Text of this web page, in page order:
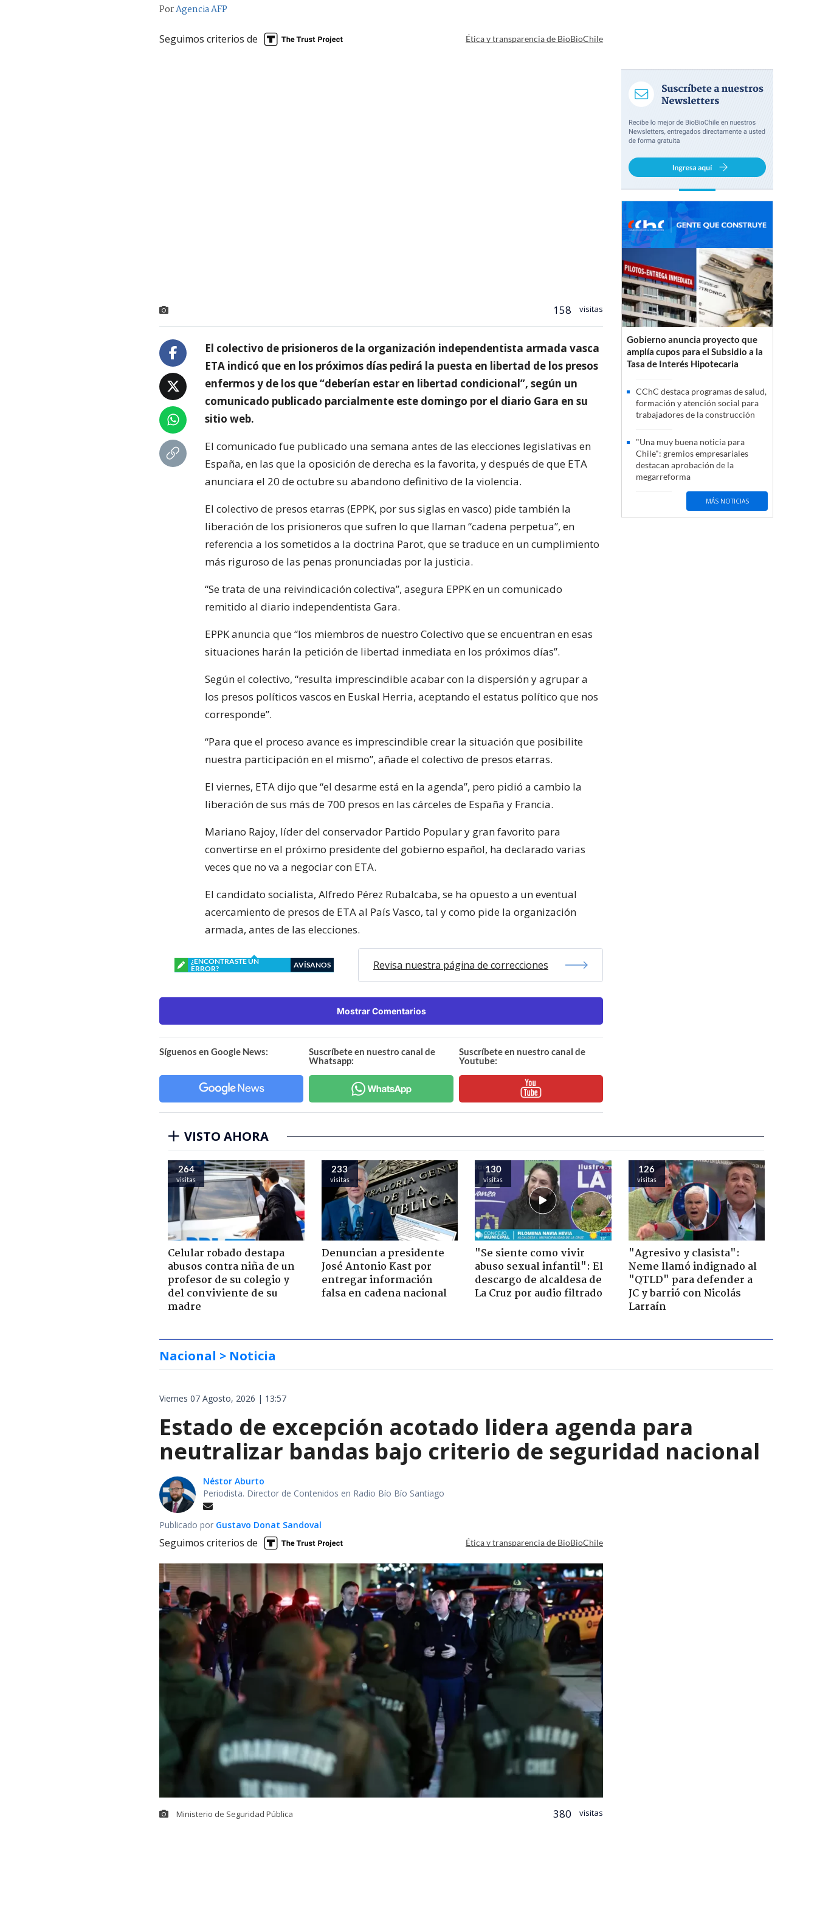
PorAgencia AFP
Seguimos criterios de Ética y transparencia de BioBioChile
158 visitas
El colectivo de prisioneros de la organización independentista armada vasca
ETA indicó que en los próximos días pedirá la puesta en libertad de los presos
enfermos y de los que “deberían estar en libertad condicional”, según un
comunicado publicado parcialmente este domingo por el diario Gara en su
sitio web.
El comunicado fue publicado una semana antes de las elecciones legislativas en
España, en las que la oposición de derecha es la favorita, y después de que ETA
anunciara el 20 de octubre su abandono definitivo de la violencia.
El colectivo de presos etarras (EPPK, por sus siglas en vasco) pide también la
liberación de los prisioneros que sufren lo que llaman “cadena perpetua”, en
referencia a los sometidos a la doctrina Parot, que se traduce en un cumplimiento
más riguroso de las penas pronunciadas por la justicia.
“Se trata de una reivindicación colectiva”, asegura EPPK en un comunicado
remitido al diario independentista Gara.
EPPK anuncia que “los miembros de nuestro Colectivo que se encuentran en esas
situaciones harán la petición de libertad inmediata en los próximos días”.
Según el colectivo, “resulta imprescindible acabar con la dispersión y agrupar a
los presos políticos vascos en Euskal Herria, aceptando el estatus político que nos
corresponde”.
“Para que el proceso avance es imprescindible crear la situación que posibilite
nuestra participación en el mismo”, añade el colectivo de presos etarras.
El viernes, ETA dijo que “el desarme está en la agenda”, pero pidió a cambio la
liberación de sus más de 700 presos en las cárceles de España y Francia.
Mariano Rajoy, líder del conservador Partido Popular y gran favorito para
convertirse en el próximo presidente del gobierno español, ha declarado varias
veces que no va a negociar con ETA.
El candidato socialista, Alfredo Pérez Rubalcaba, se ha opuesto a un eventual
acercamiento de presos de ETA al País Vasco, tal y como pide la organización
armada, antes de las elecciones.
¿ENCONTRASTE UN
ERROR?
AVÍSANOS Revisa nuestra página de correcciones
Mostrar Comentarios
Síguenos en Google News:
Suscríbete en nuestro canal de
Whatsapp:
Suscríbete en nuestro canal de
Youtube:
Gobierno anuncia proyecto que
amplía cupos para el Subsidio a la
Tasa de Interés Hipotecaria
CChC destaca programas de salud,
formación y atención social para
trabajadores de la construcción
"Una muy buena noticia para
Chile": gremios empresariales
destacan aprobación de la
megarreforma
MÁS NOTICIAS
VISTO AHORA
264
visitas
Celular robado destapa
abusos contra niña de un
profesor de su colegio y
del conviviente de su
madre
233
visitas
Denuncian a presidente
José Antonio Kast por
entregar información
falsa en cadena nacional
130
visitas
"Se siente como vivir
abuso sexual infantil": El
descargo de alcaldesa de
La Cruz por audio filtrado
126
visitas
"Agresivo y clasista":
Neme llamó indignado al
"QTLD" para defender a
JC y barrió con Nicolás
Larraín
Nacional > Noticia
Viernes 07 Agosto, 2026 | 13:57
Estado de excepción acotado lidera agenda para
neutralizar bandas bajo criterio de seguridad nacional
Néstor Aburto
Periodista. Director de Contenidos en Radio Bío Bío Santiago
Publicado por Gustavo Donat Sandoval
Seguimos criterios de Ética y transparencia de BioBioChile
Ministerio de Seguridad Pública 380 visitas